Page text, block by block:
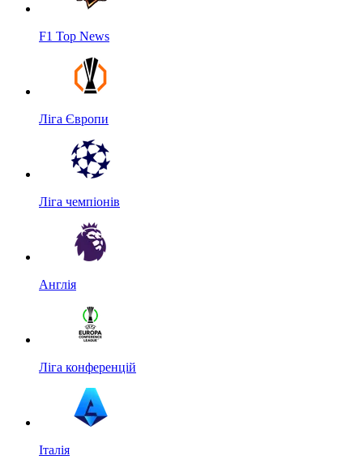
F1 Top News
Ліга Європи
Ліга чемпіонів
Англія
Ліга конференцій
Італія